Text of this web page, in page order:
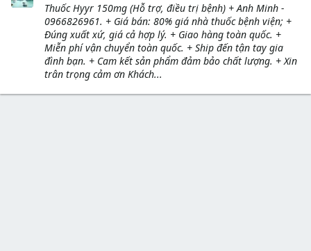
Thuốc Hyyr 150mg (Hỗ trợ, điều trị bệnh) + Anh Minh -
0966826961. + Giá bán: 80% giá nhà thuốc bệnh viện; +
Đúng xuất xứ, giá cả hợp lý. + Giao hàng toàn quốc. +
Miễn phí vận chuyển toàn quốc. + Ship đến tận tay gia
đình bạn. + Cam kết sản phẩm đảm bảo chất lượng. + Xin
trân trọng cảm ơn Khách...